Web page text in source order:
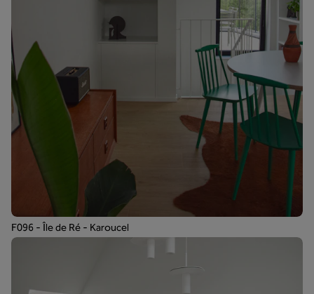
F096 - Île de Ré - Karoucel